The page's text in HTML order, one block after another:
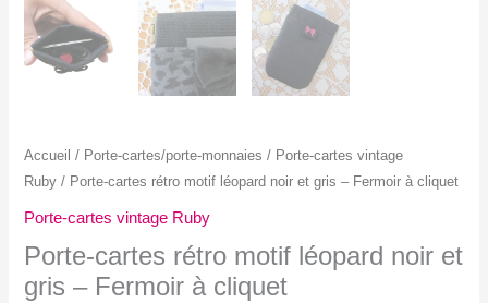
Accueil / Porte-cartes/porte-monnaies / Porte-cartes vintage
Ruby / Porte-cartes rétro motif léopard noir et gris – Fermoir à cliquet
Porte-cartes vintage Ruby
Porte-cartes rétro motif léopard noir et
gris – Fermoir à cliquet